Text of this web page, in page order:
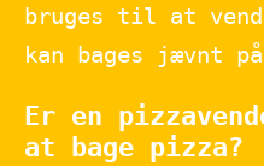
bruges til at
kan bages jævnt
Er en
at bage pizza?